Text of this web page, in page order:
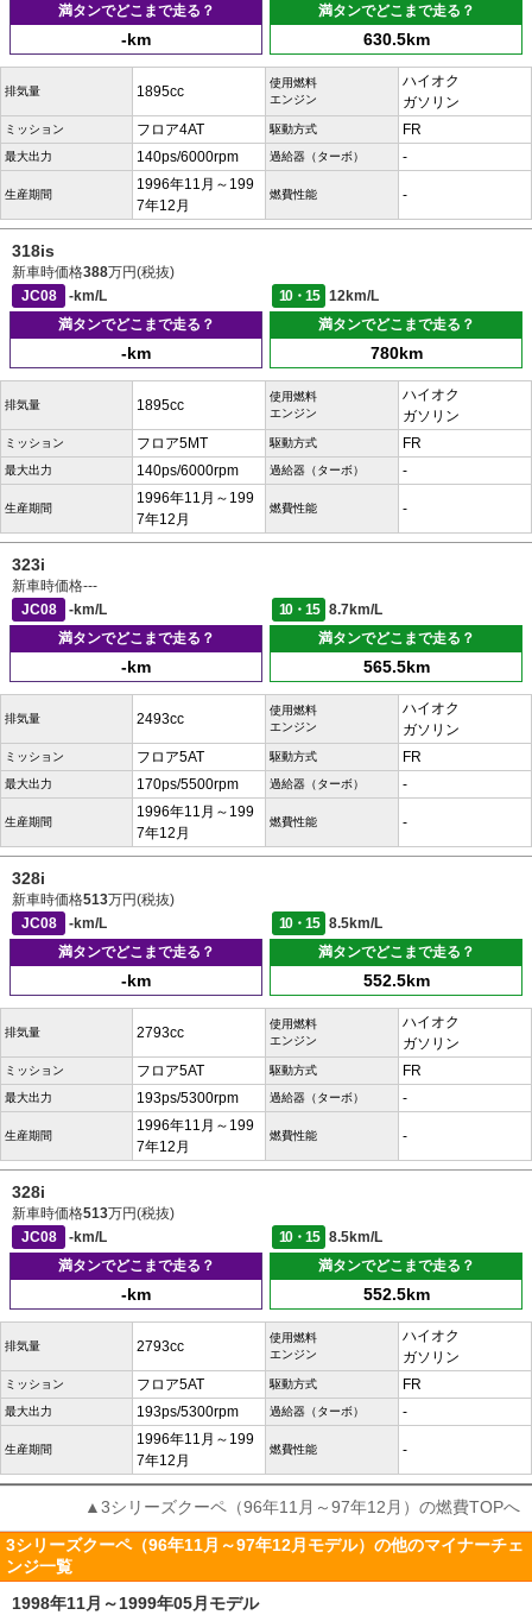
満タンでどこまで走る？
-km
満タンでどこまで走る？
630.5km
排気量 1895cc
使用燃料
エンジン
ハイオク
ガソリン
ミッション フロア4AT 駆動方式 FR
最大出力 140ps/6000rpm 過給器（ターボ） -
生産期間
1996年11月～199
7年12月
燃費性能 -
318is
新車時価格388万円(税抜)
JC08
-km/L 10・15
12km/L
満タンでどこまで走る？
-km
満タンでどこまで走る？
780km
排気量 1895cc
使用燃料
エンジン
ハイオク
ガソリン
ミッション フロア5MT 駆動方式 FR
最大出力 140ps/6000rpm 過給器（ターボ） -
生産期間
1996年11月～199
7年12月
燃費性能 -
323i
新車時価格---
JC08
-km/L 10・15
8.7km/L
満タンでどこまで走る？
-km
満タンでどこまで走る？
565.5km
排気量 2493cc
使用燃料
エンジン
ハイオク
ガソリン
ミッション フロア5AT 駆動方式 FR
最大出力 170ps/5500rpm 過給器（ターボ） -
生産期間
1996年11月～199
7年12月
燃費性能 -
328i
新車時価格513万円(税抜)
JC08
-km/L 10・15
8.5km/L
満タンでどこまで走る？
-km
満タンでどこまで走る？
552.5km
排気量 2793cc
使用燃料
エンジン
ハイオク
ガソリン
ミッション フロア5AT 駆動方式 FR
最大出力 193ps/5300rpm 過給器（ターボ） -
生産期間
1996年11月～199
7年12月
燃費性能 -
328i
新車時価格513万円(税抜)
JC08
-km/L 10・15
8.5km/L
満タンでどこまで走る？
-km
満タンでどこまで走る？
552.5km
排気量 2793cc
使用燃料
エンジン
ハイオク
ガソリン
ミッション フロア5AT 駆動方式 FR
最大出力 193ps/5300rpm 過給器（ターボ） -
生産期間
1996年11月～199
7年12月
燃費性能 -
▲3シリーズクーペ（96年11月～97年12月）の燃費TOPへ
3シリーズクーペ（96年11月～97年12月モデル）の他のマイナーチェ
ンジ一覧
1998年11月～1999年05月モデル